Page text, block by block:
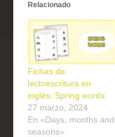
Relacionado
Fichas de
lectoescritura en
inglés: Spring words
27 marzo, 2024
En «Days, months and
seasons»